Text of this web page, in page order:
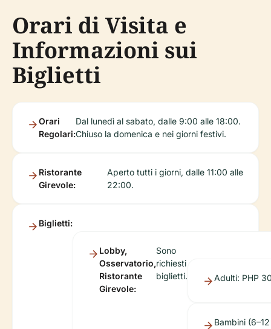
Orari di Visita e
Informazioni sui
Biglietti
Orari
Regolari:
Dal lunedì al sabato, dalle 9:00 alle 18:00.
Chiuso la domenica e nei giorni festivi.
Ristorante
Girevole:
Aperto tutti i giorni, dalle 11:00 alle
22:00.
Biglietti:
Lobby,
Osservatorio,
Ristorante
Girevole:
Sono
richiesti
biglietti.
Adulti: PHP
Bambini (6–12